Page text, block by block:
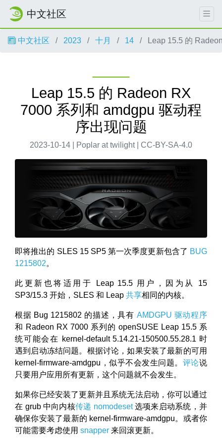
中文社区
中文社区 2023 十月 14 Leap 15.5 的
Leap 15.5 的 Radeon RX
7000 系列和 amdgpu 驱动程
序出现问题
2023-10-14 | Poplar at twilight | CC-BY-SA-4.0
即将推出的 SLES 15 SP5 第一次季度更新包含了 BUG
1215802。
此更新也将适用于 Leap 15.5 用户，因为从 15
SP3/15.3 开始，SLES 和 Leap 共享相同的内核。
根据 Bug 1215802 的描述，具有 AMDGPU 驱动程序
和 Radeon RX 7000 系列的 openSUSE Leap 15.5 系
统可能会在 kernel-default 5.14.21-150500.55.28.1 时
遇到启动冻结问题。根据讨论，如果安装了最新的可用
kernel-firmware-amdgpu，似乎不会发生问题。 评论说
只要用户应用所有更新，这个问题就不会发生。
如果你已经安装了更新并且系统无法启动，你可以通过
在 grub 中向内核传递 nomodeset选项来启动系统，并
确保你安装了最新的 kernel-firmware-amdgpu。或者你
可能需要考虑使用 snapper 来回滚更新。